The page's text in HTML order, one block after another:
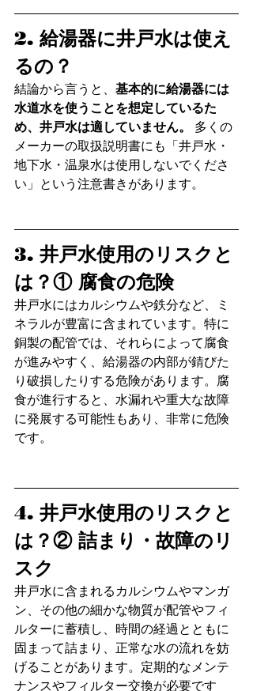
2. 給湯器に井戸水は使え
るの？
結論から言うと、 基本的に給湯器には
水道水を使うことを想定しているた
め、井戸水は適していません。
多くの
メーカーの取扱説明書にも「井戸水・
地下水・温泉水は使用しないでくださ
い」という注意書きがあります。
3. 井戸水使用のリスクと
は？① 腐食の危険
井戸水にはカルシウムや鉄分など、ミ
ネラルが豊富に含まれています。特に
銅製の配管では、それらによって腐食
が進みやすく、給湯器の内部が錆びた
り破損したりする危険があります。腐
食が進行すると、水漏れや重大な故障
に発展する可能性もあり、非常に危険
です。
4. 井戸水使用のリスクと
は？② 詰まり・故障のリ
スク
井戸水に含まれるカルシウムやマンガ
ン、その他の細かな物質が配管やフィ
ルターに蓄積し、時間の経過とともに
固まって詰まり、正常な水の流れを妨
げることがあります。定期的なメンテ
ナンスやフィルター交換が必要です